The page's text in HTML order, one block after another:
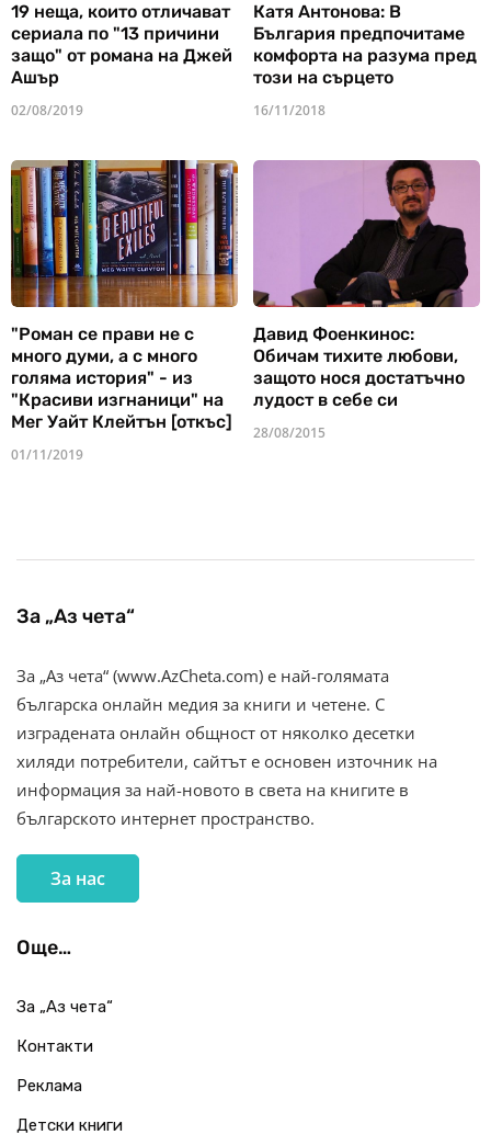
19 неща, които отличават
сериала по "13 причини
защо" от романа на Джей
Ашър
02/08/2019
Катя Антонова: В
България предпочитаме
комфорта на разума пред
този на сърцето
16/11/2018
"Роман се прави не с
много думи, а с много
голяма история" - из
"Красиви изгнаници" на
Мег Уайт Клейтън [откъс]
01/11/2019
Давид Фоенкинос:
Обичам тихите любови,
защото нося достатъчно
лудост в себе си
28/08/2015
За „Аз чета“
За „Аз чета“ (www.AzCheta.com) е най-голямата
българска онлайн медия за книги и четене. С
изградената онлайн общност от няколко десетки
хиляди потребители, сайтът е основен източник на
информация за най-новото в света на книгите в
българското интернет пространство.
За нас
Още…
За „Аз чета“
Контакти
Реклама
Детски книги